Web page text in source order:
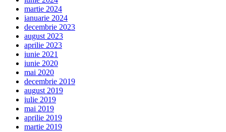
martie 2024
ianuarie 2024
decembrie 2023
august 2023
aprilie 2023
iunie 2021
iunie 2020
mai 2020
decembrie 2019
august 2019
iulie 2019
mai 2019
aprilie 2019
martie 2019